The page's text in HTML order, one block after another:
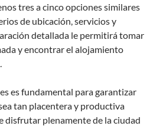
tres a cinco opciones similares
de ubicación, servicios y
detallada le permitirá tomar
y encontrar el alojamiento
es fundamental para garantizar
tan placentera y productiva
disfrutar plenamente de la ciudad